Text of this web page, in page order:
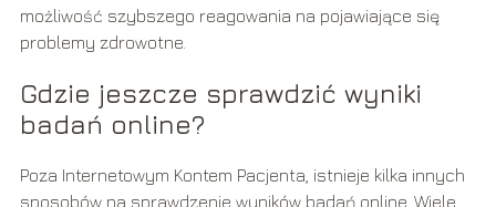
możliwość szybszego reagowania na pojawiające się
problemy zdrowotne.
Gdzie jeszcze sprawdzić wyniki
badań online?
Poza Internetowym Kontem Pacjenta, istnieje kilka innych
sposobów na sprawdzenie wyników badań online. Wiele